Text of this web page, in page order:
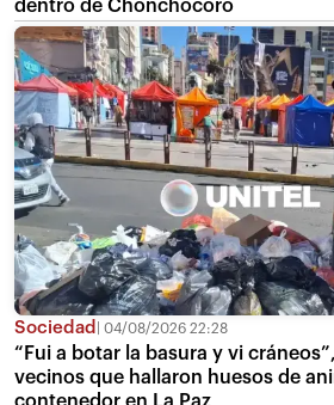
dentro de Chonchocoro
Sociedad 04/08/2026 22:28
“Fui a botar la basura y vi
vecinos que hallaron huesos de